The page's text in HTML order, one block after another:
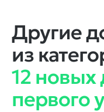
Другие
из
12
первого